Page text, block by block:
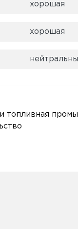
хорошая
хорошая
топливная